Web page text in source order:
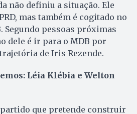
não definiu a situação. Ele
mas também é cogitado no
Segundo pessoas próximas
dele é ir para o MDB por
de Iris Rezende.
Léia Klébia e Welton
partido que pretende construir